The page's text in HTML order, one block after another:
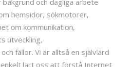
hemsidor, sökmotorer,
om kommunikation,
utveckling,
fällor. Vi är alltså en självlärd
lärt oss att förstå Internet